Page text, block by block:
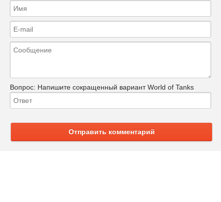
Вопрос: Напишите сокращенный вариант World of Tanks
Отправить комментарий